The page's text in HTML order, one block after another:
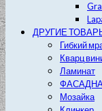
ДРУГИЕ
Гибкий
Кварц
Ламинат
Мозайка